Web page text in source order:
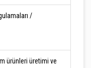
/
ürünleri üretimi ve